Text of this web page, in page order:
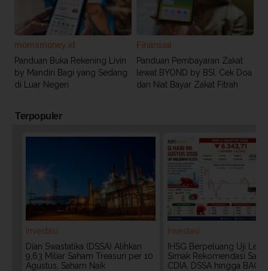
momsmoney.id
Panduan Buka Rekening Livin
by Mandiri Bagi yang Sedang
di Luar Negeri
Finansial
Panduan Pembayaran Zakat
lewat BYOND by BSI, Cek Doa
dan Niat Bayar Zakat Fitrah
Terpopuler
Investasi
Dian Swastatika (DSSA) Alihkan
9,63 Miliar Saham Treasuri per 10
Agustus, Saham Naik
Investasi
IHSG Berpeluang Uji
Simak Rekomendasi
CDIA, DSSA hingga BACH